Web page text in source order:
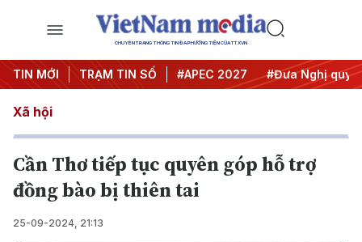
CHUYÊN TRANG THÔNG TIN ĐA PHƯƠNG TIỆN CỦA TTXVN
TIN MỚI TRẠM TIN SỐ
#Hội nghị Trung ương 3 #APEC 2027 #Đưa Nghị quyết
Xã hội
Cần Thơ tiếp tục quyên góp hỗ trợ
đồng bào bị thiên tai
25-09-2024, 21:13